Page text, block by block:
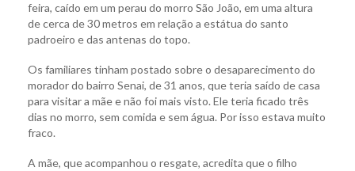
feira, caído em um perau do morro São João, em uma altura
de cerca de 30 metros em relação a estátua do santo
padroeiro e das antenas do topo.
Os familiares tinham postado sobre o desaparecimento do
morador do bairro Senai, de 31 anos, que teria saído de casa
para visitar a mãe e não foi mais visto. Ele teria ficado três
dias no morro, sem comida e sem água. Por isso estava muito
fraco.
A mãe, que acompanhou o resgate, acredita que o filho